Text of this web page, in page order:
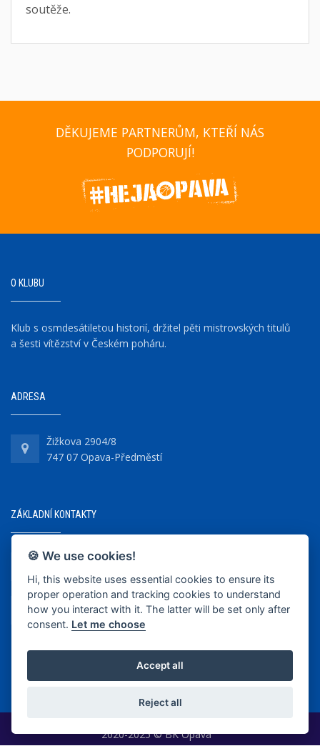
soutěže.
DĚKUJEME PARTNERŮM, KTEŘÍ NÁS
PODPORUJÍ!
O KLUBU
Klub s osmdesátiletou historií, držitel pěti mistrovských titulů
a šesti vítězství v Českém poháru.
ADRESA
Žižkova 2904/8
747 07 Opava-Předměstí
ZÁKLADNÍ KONTAKTY
+420 737 218 679
info@bkopava.cz
www.bkopava.cz
2020-2025 © BK Opava
🍪 We use cookies!
Hi, this website uses essential cookies to ensure its
proper operation and tracking cookies to understand
how you interact with it. The latter will be set only after
consent. Let me choose
Accept all
Reject all